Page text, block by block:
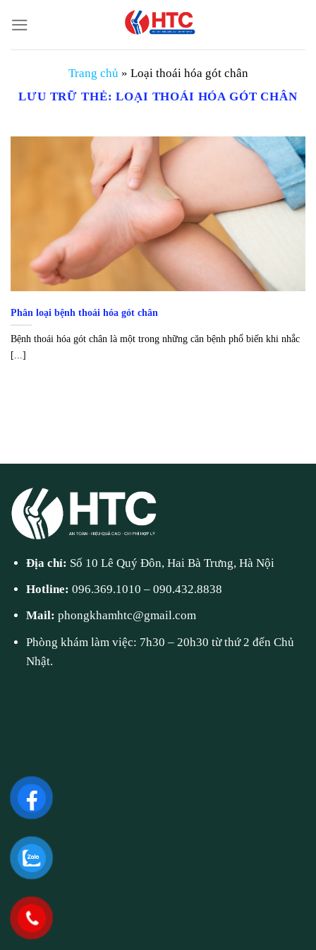
đến
nội
Trang chủ » Loại thoái hóa gót chân
LƯU TRỮ THẺ:LOẠI THOÁI HÓA GÓT CHÂN
Phân loại bệnh thoái hóa gót chân
Bệnh thoái hóa gót chân là một trong những căn bệnh phổ biến khi nhắc
[...]
Địa chỉ: Số 10 Lê Quý Đôn, Hai Bà Trưng, Hà Nội
Hotline:096.369.1010 –090.432.8838
Mail:phongkhamhtc@gmail.com
Phòng khám làm việc: 7h30 – 20h30 từ thứ 2 đến Chủ
Nhật.